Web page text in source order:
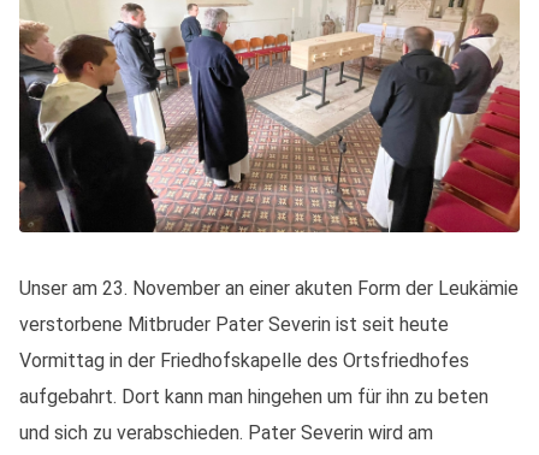
Unser am 23. November an einer akuten Form der Leukämie
verstorbene Mitbruder Pater Severin ist seit heute
Vormittag in der Friedhofskapelle des Ortsfriedhofes
aufgebahrt. Dort kann man hingehen um für ihn zu beten
und sich zu verabschieden. Pater Severin wird am